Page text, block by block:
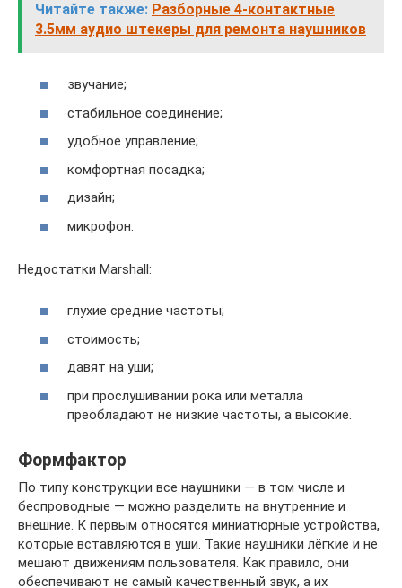
Читайте также: Разборные 4-контактные
3.5мм аудио штекеры для ремонта наушников
звучание;
стабильное соединение;
удобное управление;
комфортная посадка;
дизайн;
микрофон.
Недостатки Marshall:
глухие средние частоты;
стоимость;
давят на уши;
при прослушивании рока или металла
преобладают не низкие частоты, а высокие.
Формфактор
По типу конструкции все наушники — в том числе и
беспроводные — можно разделить на внутренние и
внешние. К первым относятся миниатюрные устройства,
которые вставляются в уши. Такие наушники лёгкие и не
мешают движениям пользователя. Как правило, они
обеспечивают не самый качественный звук, а их